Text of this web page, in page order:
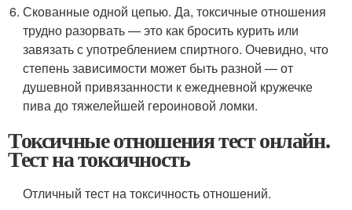
Скованные одной цепью. Да, токсичные отношения
трудно разорвать — это как бросить курить или
завязать с употреблением спиртного. Очевидно, что
степень зависимости может быть разной — от
душевной привязанности к ежедневной кружечке
пива до тяжелейшей героиновой ломки.
Токсичные отношения тест онлайн.
Тест на токсичность
Отличный тест на токсичность отношений.